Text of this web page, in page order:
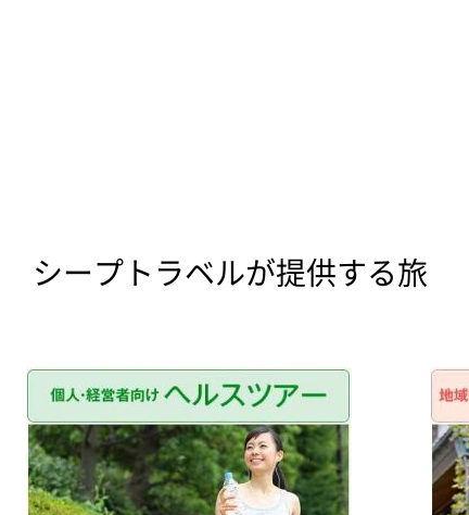
シープトラベルが提供する旅